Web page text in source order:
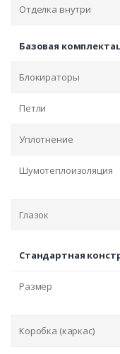
Отделка внутри
Базовая
Блокираторы
Петли
Уплотнение
Шумотеплоизоляция
Глазок
Стандартная
Размер
Коробка (каркас)